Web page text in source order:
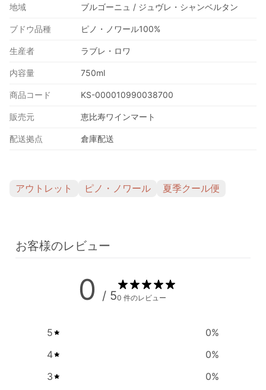
地域 ブルゴーニュ / ジュヴレ・シャンベルタン
ブドウ品種 ピノ・ノワール100%
生産者 ラブレ・ロワ
内容量 750ml
商品コード KS-000010990038700
販売元 恵比寿ワインマート
配送拠点 倉庫配送
アウトレット ピノ・ノワール 夏季クール便
お客様のレビュー
0 / 50 件のレビュー
5 0%
4
0%
3
0%